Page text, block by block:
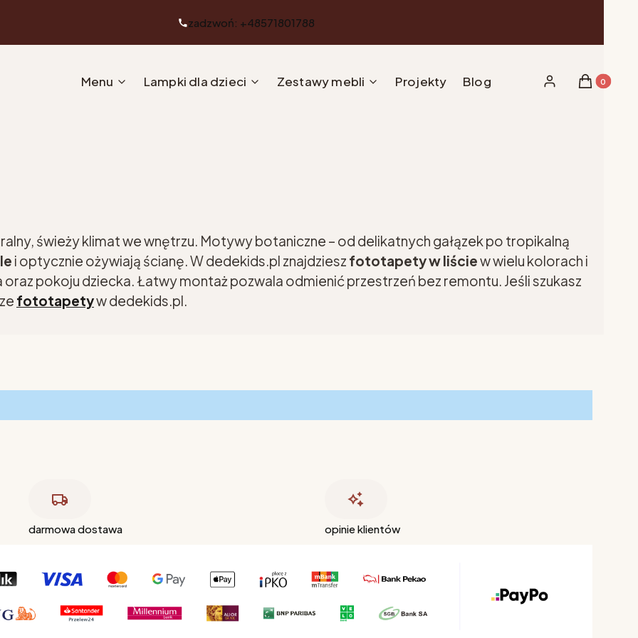
zadzwoń: +48571801788
Menu Lampki dla dzieci Zestawy mebli Projekty Blog Zaloguj sięProdukty
Koszyk
świeży klimat we wnętrzu. Motywy botaniczne – od delikatnych gałązek po tropikalną
i optycznie ożywiają ścianę. W dedekids.pl znajdziesz fototapety w liściew wielu kolorach i
oraz pokoju dziecka. Łatwy montaż pozwala odmienić przestrzeń bez remontu. Jeśli szukasz
fototapetyw dedekids.pl.
darmowa dostawa opinie klientów